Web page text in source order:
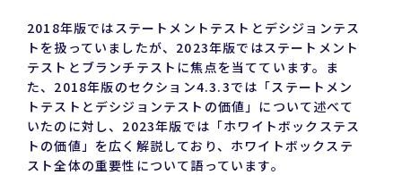
2018年版ではステートメントテストとデシジョンテス
トを扱っていましたが、2023年版ではステートメント
テストとブランチテストに焦点を当てています。ま
た、2018年版のセクション4.3.3では「ステートメン
トテストとデシジョンテストの価値」について述べて
いたのに対し、2023年版では「ホワイトボックステス
トの価値」を広く解説しており、ホワイトボックステ
スト全体の重要性について語っています。